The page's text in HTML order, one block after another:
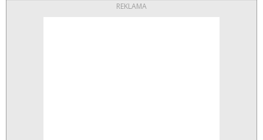
REKLAMA